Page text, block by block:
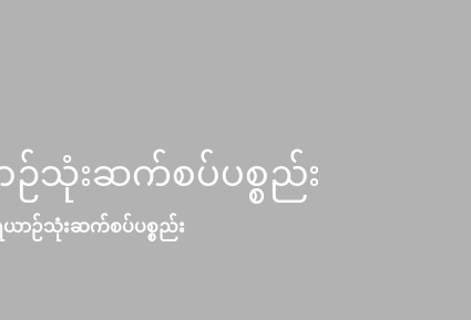
ဉ်သုံးဆက်စပ်ပစ္စည်း
ယာဉ်သုံးဆက်စပ်ပစ္စည်း